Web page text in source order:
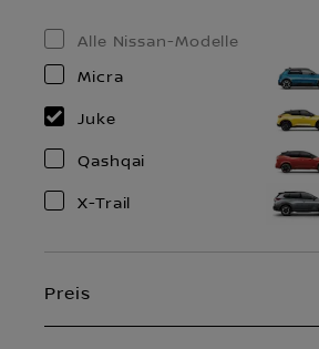
Alle Nissan-Modelle
Micra
Juke
Qashqai
X-Trail
Preis